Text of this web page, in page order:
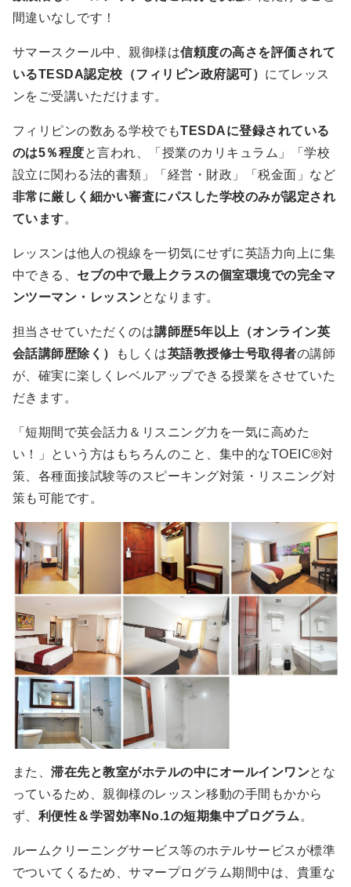
間違いなしです！
サマースクール中、親御様は信頼度の高さを評価されて
いるTESDA認定校（フィリピン政府認可） にてレッス
ンをご受講いただけます。
フィリピンの数ある学校でもTESDAに登録されている
のは5％程度と言われ、「授業のカリキュラム」「学校
設立に関わる法的書類」「経営・財政」「税金面」など
非常に厳しく細かい審査にパスした学校のみが認定され
ています。
レッスンは他人の視線を一切気にせずに英語力向上に集
中できる、 セブの中で最上クラスの個室環境での完全マ
ンツーマン・レッスンとなります。
担当させていただくのは講師歴5年以上（オンライン英
会話講師歴除く）
もしくは英語教授修士号取得者の講師
が、確実に楽しくレベルアップできる授業をさせていた
だきます。
「短期間で英会話力＆リスニング力を一気に高めた
い！」という方はもちろんのこと、集中的なTOEIC®対
策、各種面接試験等のスピーキング対策・リスニング対
策も可能です。
また、滞在先と教室がホテルの中にオールインワンとな
っているため、親御様のレッスン移動の手間もかから
ず、 利便性＆学習効率No.1の短期集中プログラム 。
ルームクリーニングサービス等のホテルサービスが標準
でついてくるため、サマープログラム期間中は、貴重な